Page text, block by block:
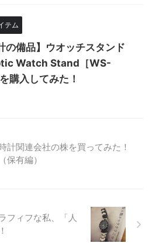
テム
の備品】ウオッチスタンド
Watch Stand［WS-
購入してみた！
計関連会社の株を買ってみた！
保有編）
フィフな私、「人